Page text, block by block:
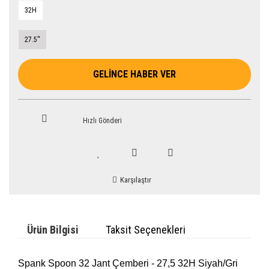
32H
27.5''
GELİNCE HABER VER
Hızlı Gönderi
Karşılaştır
Ürün Bilgisi Taksit Seçenekleri
Spank Spoon 32 Jant Çemberi - 27,5 32H Siyah/Gri